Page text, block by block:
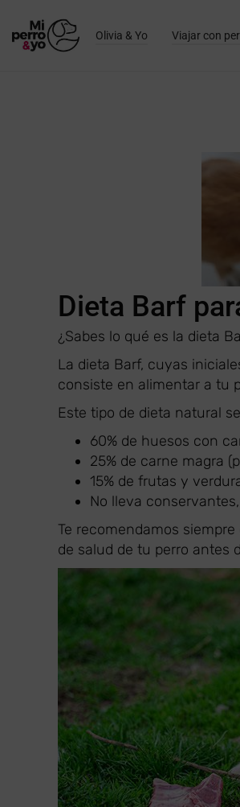
Olivia & Yo Viajar con
Dieta Barf
¿Sabes lo qué es la dieta
La dieta Barf, cuyas
consiste en alimentar a tu
Este tipo de dieta natural
60% de huesos con
25% de carne magra
15% de frutas y
No lleva
Te recomendamos
de salud de tu perro antes